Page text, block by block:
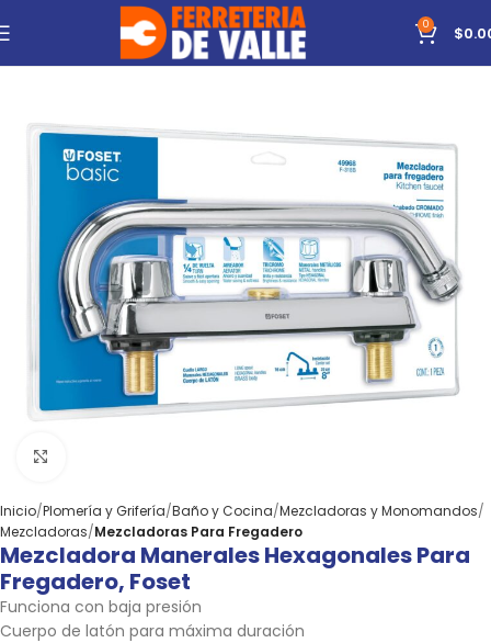
0 $
Inicio Plomería y Grifería Baño y Cocina Mezcladoras y Monomandos
Mezcladoras Mezcladoras Para Fregadero
Mezcladora Manerales Hexagonales Para
Fregadero, Foset
Funciona con baja presión
Cuerpo de latón para máxima duración